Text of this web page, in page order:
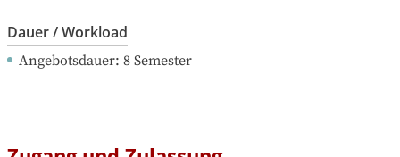
Dauer / Workload
Angebotsdauer: 8 Semester